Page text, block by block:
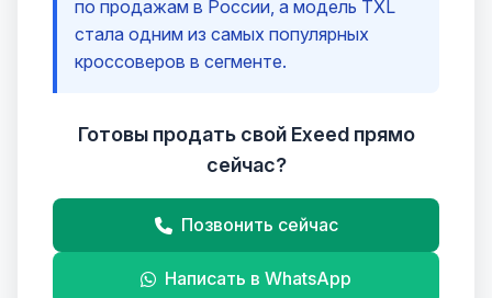
по продажам в России, а модель TXL
стала одним из самых популярных
кроссоверов в сегменте.
Готовы продать свой Exeed прямо
сейчас?
Позвонить сейчас
Написать в WhatsApp